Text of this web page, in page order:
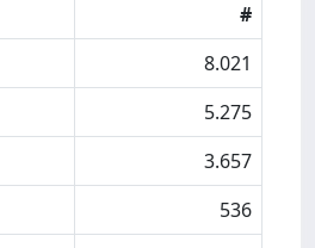
#
8.021
5.275
3.657
536